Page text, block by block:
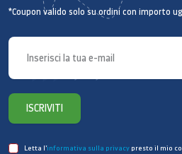
*Coupon valido solo su ordini con importo
ISCRIVITI
Letta l’informativa sulla privacy presto il mio